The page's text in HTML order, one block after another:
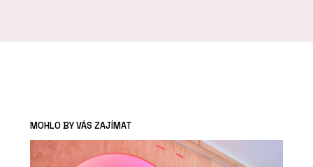
MOHLO BY VÁS ZAJÍMAT